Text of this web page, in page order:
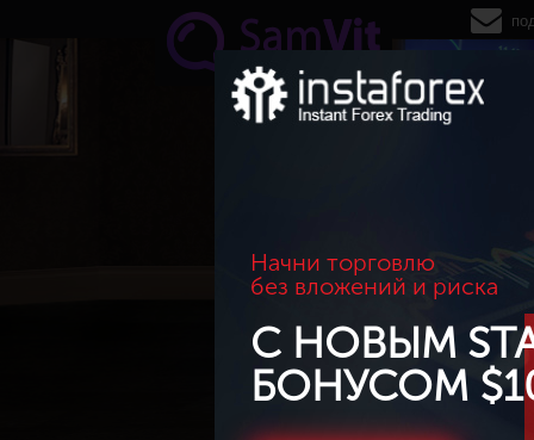
Перейти к основному содержанию
Начни торговлю
без вложений и риска
С НОВЫМ
БОНУСОМ